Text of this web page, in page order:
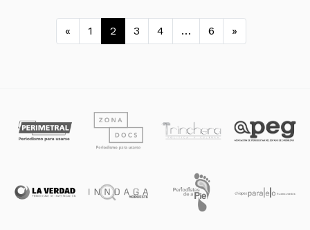
Navegación de entradas
« 1 2 3 4 … 6 »